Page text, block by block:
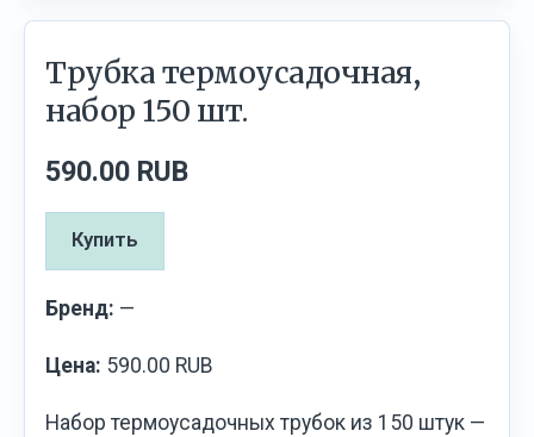
Трубка термоусадочная,
набор 150 шт.
590.00 RUB
Купить
Бренд: —
Цена: 590.00 RUB
Набор термоусадочных трубок из 150 штук —